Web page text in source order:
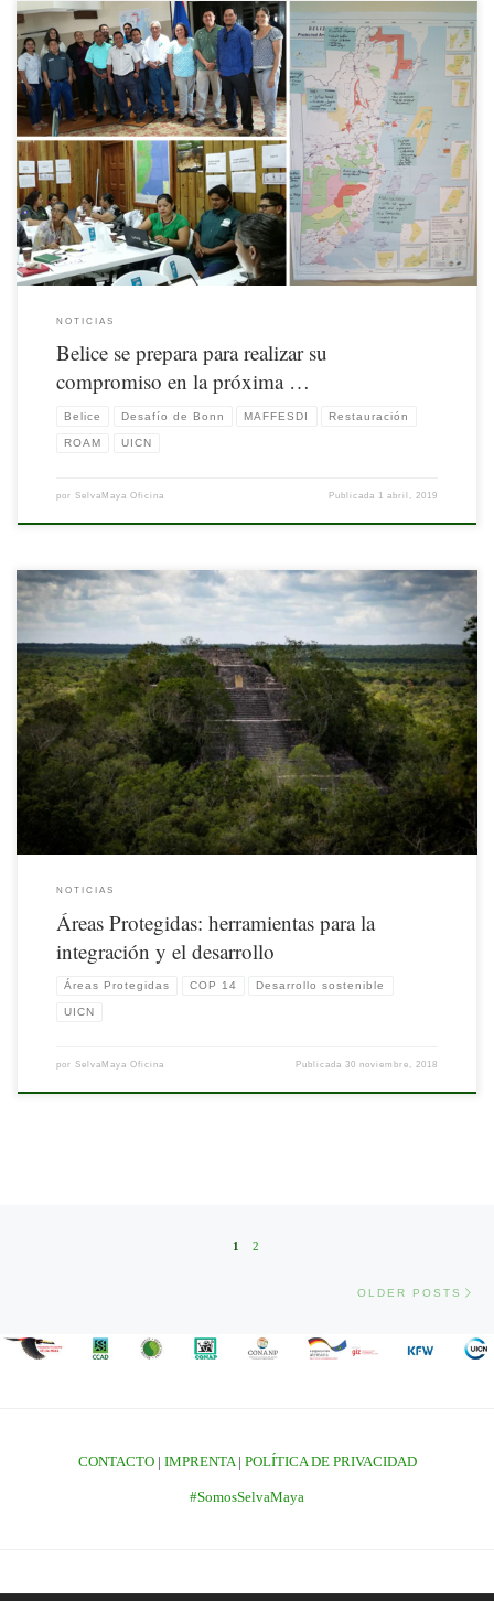
Nota publicada originalmente por UICN. Disponible en:
https://www.iucn.org/es/news/mexico-america-central-y-el-caribe/201904/belice-se-
prepara-para-anunciar-su-compromiso-del-desafio-de-bonn-de-america-latina
NOTICIAS
Belice se prepara para realizar su
compromiso en la próxima …
Belice Desafío de Bonn MAFFESDI Restauración
ROAM UICN
por SelvaMaya Oficina Publicada 1 abril, 2019
Nota publicada originalmente por UIC. Disponible
en: https://www.iucn.org/es/news/mexico-america-central-y-el-caribe/201811/areas-
protegidas-herramientas-para-la-integracion-y-el-desarrollo
NOTICIAS
Áreas Protegidas: herramientas para la
integración y el desarrollo
Áreas Protegidas COP 14 Desarrollo sostenible
UICN
por SelvaMaya Oficina Publicada30 noviembre, 2018
1 2
OLDER POSTS
CONTACTO| IMPRENTA| POLÍTICA DE PRIVACIDAD
#SomosSelvaMaya